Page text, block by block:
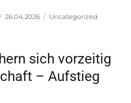
Veröffentlicht
26.04.2026 Kategorien
Uncategorized
sich vorzeitig
– Aufstieg